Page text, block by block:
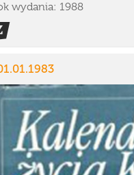
wydania: 1988